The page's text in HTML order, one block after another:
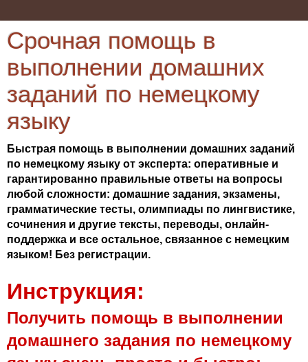
Срочная помощь в
выполнении домашних
заданий по немецкому
языку
Быстрая помощь в выполнении домашних заданий
по немецкому языку от эксперта: оперативные и
гарантированно правильные ответы на вопросы
любой сложности: домашние задания, экзамены,
грамматические тесты, олимпиады по лингвистике,
сочинения и другие тексты, переводы, онлайн-
поддержка и все остальное, связанное с немецким
языком! Без регистрации.
Инструкция:
Получить помощь в выполнении
домашнего задания по немецкому